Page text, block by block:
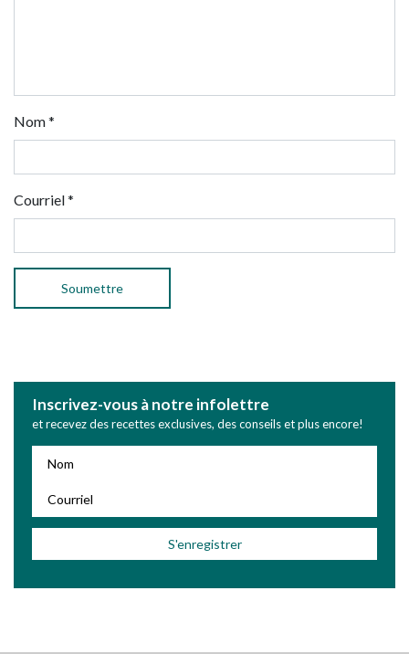
Nom*
Courriel*
Inscrivez-vous à notre infolettre
et recevez des recettes exclusives, des conseils et plus encore!